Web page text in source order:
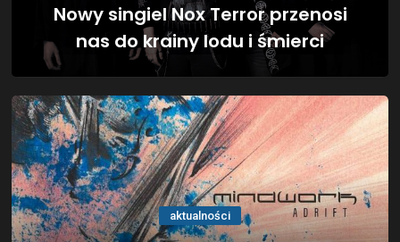
Nowy singiel Nox Terror przenosi
nas do krainy lodu i śmierci
aktualności